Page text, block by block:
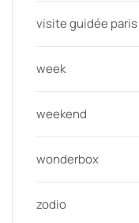
visite guidée paris
week
weekend
wonderbox
zodio